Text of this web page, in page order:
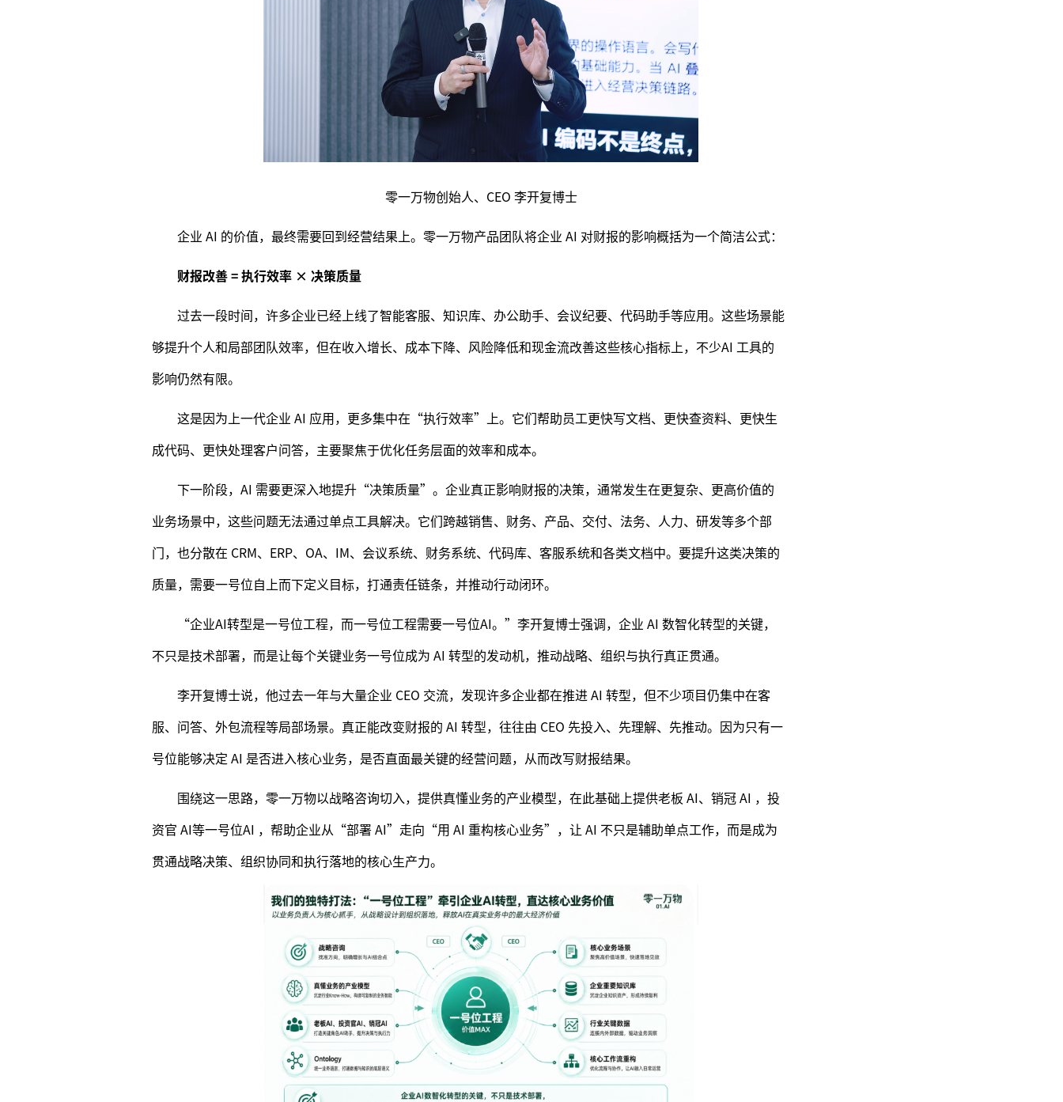
零一万物创始人、CEO 李开复博士
企业 AI 的价值，最终需要回到经营结果上。零一万物产品团队将企业 AI 对财报的影响概括为一个简洁公式：
财报改善 = 执行效率 × 决策质量
过去一段时间，许多企业已经上线了智能客服、知识库、办公助手、会议纪要、代码助手等应用。这些场景能
够提升个人和局部团队效率，但在收入增长、成本下降、风险降低和现金流改善这些核心指标上，不少AI 工具的
影响仍然有限。
这是因为上一代企业 AI 应用，更多集中在“执行效率”上。它们帮助员工更快写文档、更快查资料、更快生
成代码、更快处理客户问答，主要聚焦于优化任务层面的效率和成本。
下一阶段，AI 需要更深入地提升“决策质量”。企业真正影响财报的决策，通常发生在更复杂、更高价值的
业务场景中，这些问题无法通过单点工具解决。它们跨越销售、财务、产品、交付、法务、人力、研发等多个部
门，也分散在 CRM、ERP、OA、IM、会议系统、财务系统、代码库、客服系统和各类文档中。要提升这类决策的
质量，需要一号位自上而下定义目标，打通责任链条，并推动行动闭环。
“企业AI转型是一号位工程，而一号位工程需要一号位AI。”李开复博士强调，企业 AI 数智化转型的关键，
不只是技术部署，而是让每个关键业务一号位成为 AI 转型的发动机，推动战略、组织与执行真正贯通。
李开复博士说，他过去一年与大量企业 CEO 交流，发现许多企业都在推进 AI 转型，但不少项目仍集中在客
服、问答、外包流程等局部场景。真正能改变财报的 AI 转型，往往由 CEO 先投入、先理解、先推动。因为只有一
号位能够决定 AI 是否进入核心业务，是否直面最关键的经营问题，从而改写财报结果。
围绕这一思路，零一万物以战略咨询切入，提供真懂业务的产业模型，在此基础上提供老板 AI、销冠 AI ，投
资官 AI等一号位AI ，帮助企业从“部署 AI”走向“用 AI 重构核心业务”，让 AI 不只是辅助单点工作，而是成为
贯通战略决策、组织协同和执行落地的核心生产力。